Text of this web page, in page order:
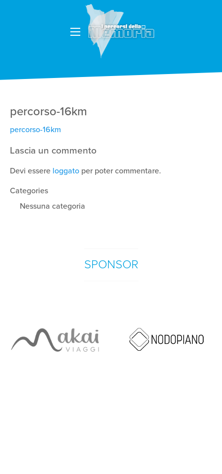
percorso-16km
percorso-16km
Lascia un commento
Devi essere loggato per poter commentare.
Categories
Nessuna categoria
SPONSOR